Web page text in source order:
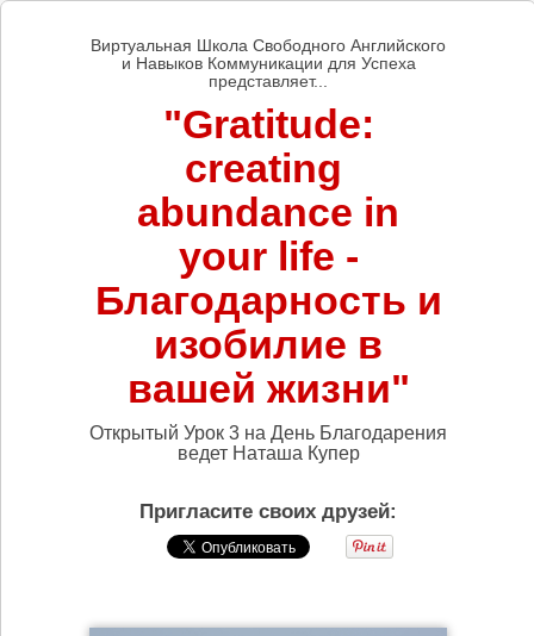
Виртуальная Школа Свободного Английского
и Навыков Коммуникации для Успеха
представляет...
"Gratitude:
creating
abundance in
your life -
Благодарность и
изобилие в
вашей жизни"
Открытый Урок 3 на День Благодарения
ведет Наташа Купер
Пригласите своих друзей: